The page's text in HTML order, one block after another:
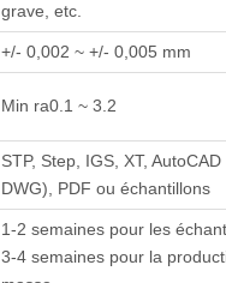
grave, etc.
+/- 0,002 ~ +/- 0,005 mm
Min ra0.1 ~ 3.2
STP, Step, IGS, XT, AutoCAD
DWG), PDF ou échantillons
1-2 semaines pour les
3-4 semaines pour la